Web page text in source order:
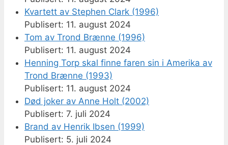
Kvartett av Stephen Clark (1996)
11. august 2024
Tom av Trond Brænne (1996)
11. august 2024
Henning Torp skal finne faren sin i Amerika av
Trond Brænne (1993)
11. august 2024
Død joker av Anne Holt (2002)
7. juli 2024
Brand av Henrik Ibsen (1999)
5. juli 2024